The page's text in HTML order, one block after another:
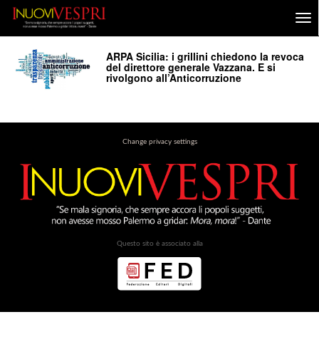
ARPA Sicilia: i grillini chiedono la revoca
del direttore generale Vazzana. E si
rivolgono all’Anticorruzione
Change privacy settings
Questo sito è associato alla